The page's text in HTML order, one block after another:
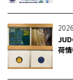
荷